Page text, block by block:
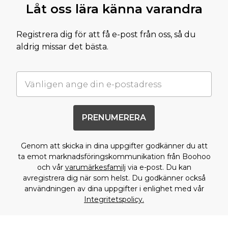
Låt oss lära känna varandra
Registrera dig för att få e-post från oss, så du
aldrig missar det bästa.
PRENUMERERA
Genom att skicka in dina uppgifter godkänner du att
ta emot marknadsföringskommunikation från Boohoo
och vår varumärkesfamilj via e-post. Du kan
avregistrera dig när som helst. Du godkänner också
användningen av dina uppgifter i enlighet med vår
Integritetspolicy.